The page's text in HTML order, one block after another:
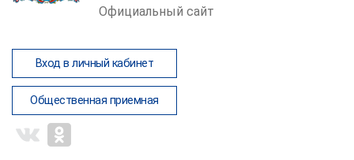
Официальный сайт
Вход в личный кабинет
Общественная приемная